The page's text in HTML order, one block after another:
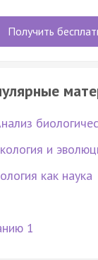
Получить
и
как наука
1